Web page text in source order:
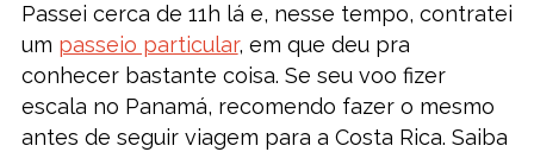
Passei cerca de 11h lá e, nesse tempo, contratei
um passeio particular, em que deu pra
conhecer bastante coisa. Se seu voo fizer
escala no Panamá, recomendo fazer o mesmo
antes de seguir viagem para a Costa Rica. Saiba